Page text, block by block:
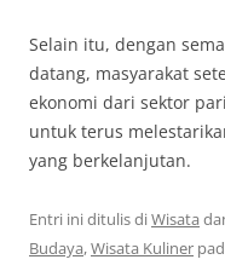
Selain itu, dengan
datang, masyarakat
ekonomi dari sektor
untuk terus
yang berkelanjutan.
Entri ini ditulis diWisata
Budaya,Wisata Kuliner